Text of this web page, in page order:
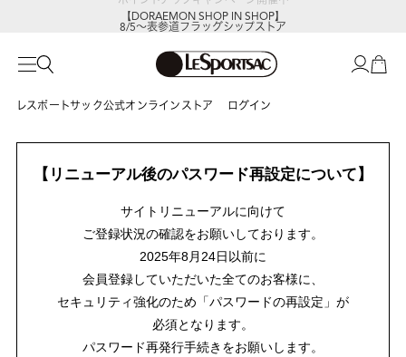
【DORAEMON SHOP IN SHOP】
8/5～表参道フラッグシップストア
レスポートサック公式オンラインストア ログイン
【リニューアル後のパスワード再設定について】
サイトリニューアルに向けて
ご登録状況の確認をお願いしております。
2025年8月24日以前に
会員登録していただいた全てのお客様に、
セキュリティ強化のため「パスワードの再設定」が
必須となります。
パスワード再発行手続きをお願いします。